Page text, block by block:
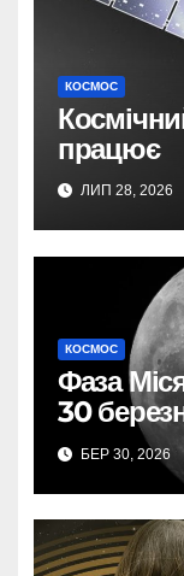
КОСМОС
працює
ЛИП 28, 2026
КОСМОС
Фаза
30
БЕР 30, 2026